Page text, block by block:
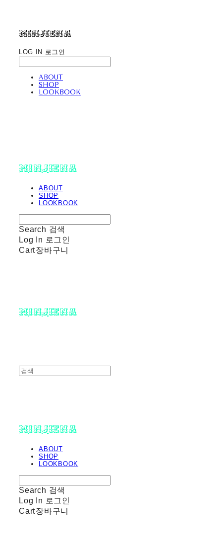
minjiena
LOG IN 로그인
ABOUT
SHOP
LOOKBOOK
minjiena
ABOUT
SHOP
LOOKBOOK
Search 검색
Log In 로그인
Cart장바구니
minjiena
minjiena
ABOUT
SHOP
LOOKBOOK
Search 검색
Log In 로그인
Cart장바구니